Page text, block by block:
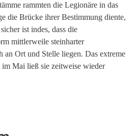
rammten die Legionäre in das
die Brücke ihrer Bestimmung diente,
ist indes, dass die
mittlerweile steinharter
an Ort und Stelle liegen. Das extreme
Mai ließ sie zeitweise wieder